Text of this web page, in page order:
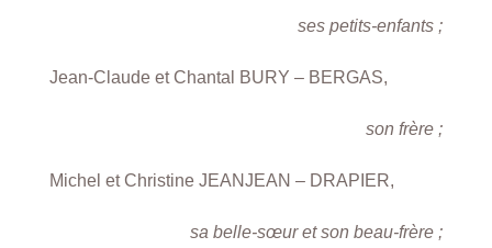
ses petits-enfants ;
Jean-Claude et Chantal BURY – BERGAS,
son frère ;
Michel et Christine JEANJEAN – DRAPIER,
sa belle-sœur et son beau-frère ;